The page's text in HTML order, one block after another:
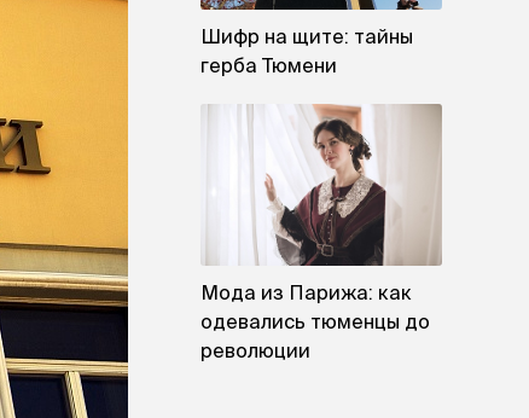
Шифр на щите: тайны
герба Тюмени
Мода из Парижа: как
одевались тюменцы до
революции